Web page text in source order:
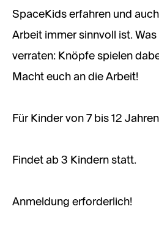
SpaceKids erfahren und
Arbeit immer sinnvoll ist.
verraten: Knöpfe spielen
Macht euch an die Arbeit!
Für Kinder von 7 bis 12
Findet ab 3 Kindern statt.
Anmeldung erforderlich!